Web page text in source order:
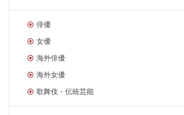
俳優
女優
海外俳優
海外女優
歌舞伎・伝統芸能